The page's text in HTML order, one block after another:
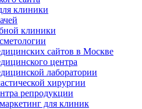
клиники
клиники
сайтов в Москве
центра
лаборатории
хирургии
репродукции
для клиник